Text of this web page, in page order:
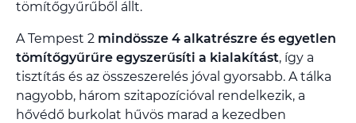
tömítőgyűrűből állt.
A Tempest 2 mindössze 4 alkatrészre és egyetlen
tömítőgyűrűre egyszerűsíti a kialakítást, így a
tisztítás és az összeszerelés jóval gyorsabb. A tálka
nagyobb, három szitapozícióval rendelkezik, a
hővédő burkolat hűvös marad a kezedben